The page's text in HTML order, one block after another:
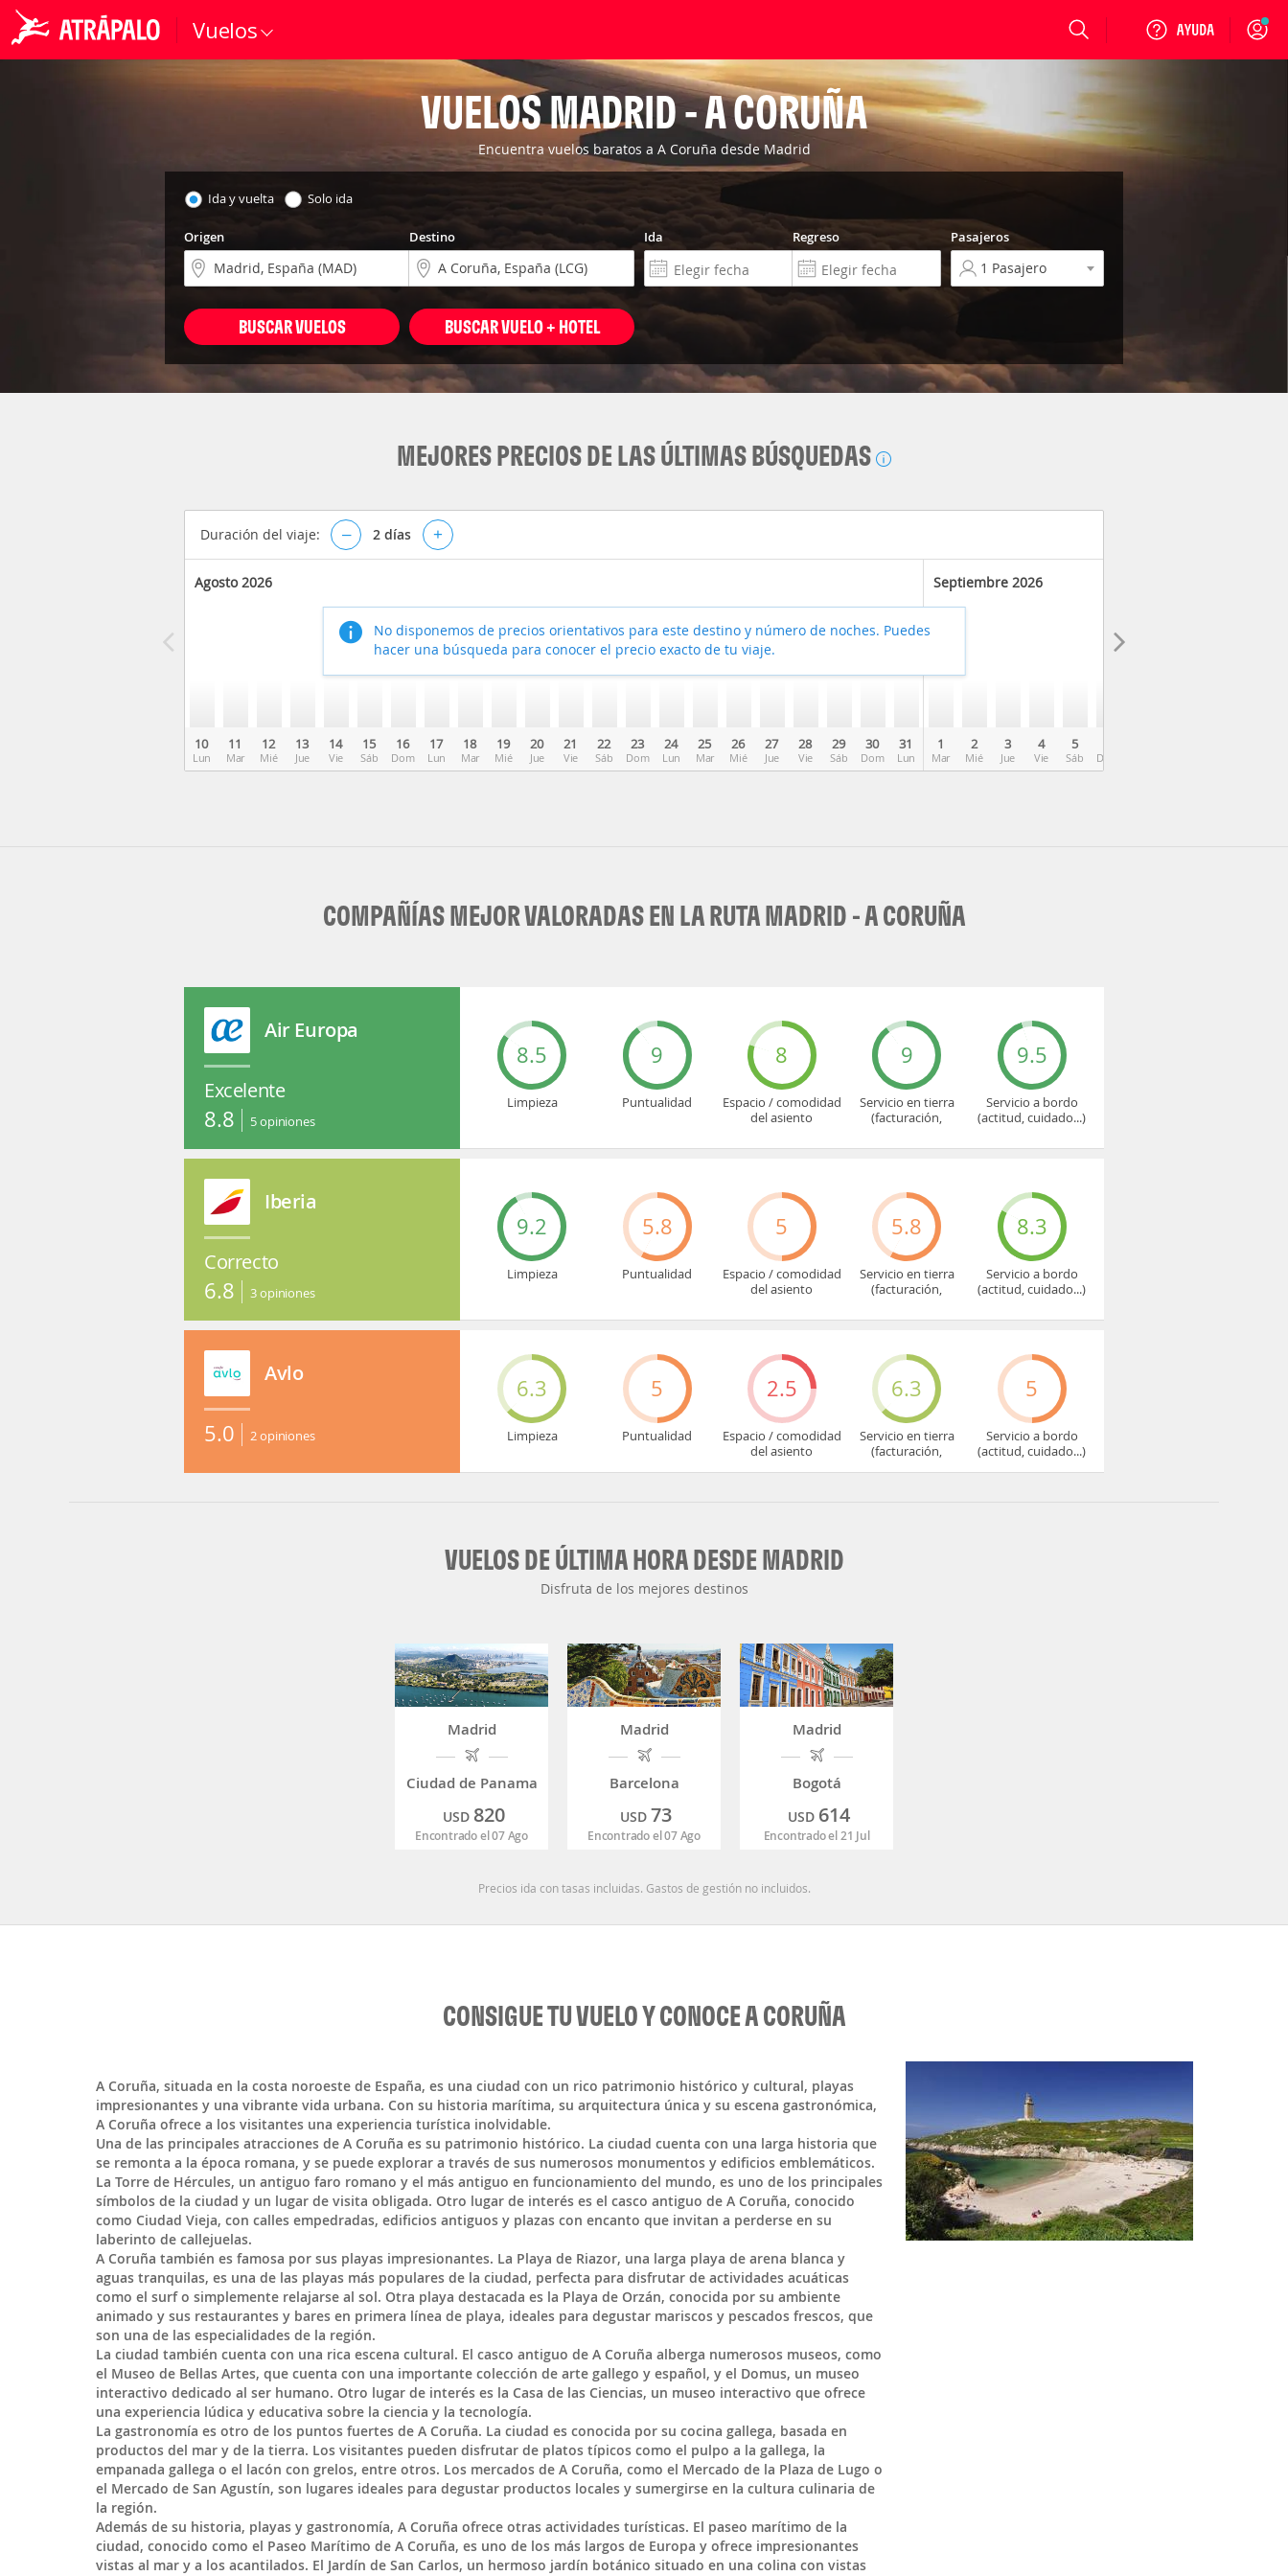
Vuelos Login
VUELOS MADRID - A CORUÑA
Encuentra vuelos baratos a A Coruña desde Madrid
Ida y vuelta Solo ida
Origen Destino Ida Regreso Pasajeros
BUSCAR VUELOS BUSCAR VUELO + HOTEL
MEJORES PRECIOS DE LAS ÚLTIMAS BÚSQUEDAS
Duración del viaje: – 2 días +
Agosto 2026
10
Lun
11
Mar
12
Mié
13
Jue
14
Vie
15
Sáb
16
Dom
17
Lun
18
Mar
19
Mié
20
Jue
21
Vie
22
Sáb
23
Dom
24
Lun
25
Mar
26
Mié
27
Jue
28
Vie
29
Sáb
30
Dom
31
Lun
Septiembre 2026
1
Mar
2
Mié
3
Jue
4
Vie
5
Sáb Dom
No disponemos de precios orientativos para este destino y número de noches. Puedes
hacer una búsqueda para conocer el precio exacto de tu viaje.
COMPAÑÍAS MEJOR VALORADAS EN LA RUTA MADRID - A CORUÑA
Air Europa
Excelente
8.8 5opiniones
8.5
Limpieza
9
Puntualidad
8
Espacio / comodidad
del asiento
9
Servicio en tierra
(facturación,
9.5
Servicio a bordo
(actitud, cuidado...)
Iberia
Correcto
6.8 3opiniones
9.2
Limpieza
5.8
Puntualidad
5
Espacio / comodidad
del asiento
5.8
Servicio en tierra
(facturación,
8.3
Servicio a bordo
(actitud, cuidado...)
Avlo
5.0 2opiniones
6.3
Limpieza
5
Puntualidad
2.5
Espacio / comodidad
del asiento
6.3
Servicio en tierra
(facturación,
5
Servicio a bordo
(actitud, cuidado...)
VUELOS DE ÚLTIMA HORA DESDE MADRID
Disfruta de los mejores destinos
Madrid
Ciudad de Panama
USD 820
Encontrado el 07 Ago
Madrid
Barcelona
USD 73
Encontrado el 07 Ago
Madrid
Bogotá
USD 614
Encontrado el 21 Jul
Precios ida con tasas incluidas. Gastos de gestión no incluidos.
CONSIGUE TU VUELO Y CONOCE A CORUÑA
A Coruña, situada en la costa noroeste de España, es una ciudad con un rico patrimonio histórico y cultural, playas
impresionantes y una vibrante vida urbana. Con su historia marítima, su arquitectura única y su escena gastronómica,
A Coruña ofrece a los visitantes una experiencia turística inolvidable.
Una de las principales atracciones de A Coruña es su patrimonio histórico. La ciudad cuenta con una larga historia que
se remonta a la época romana, y se puede explorar a través de sus numerosos monumentos y edificios emblemáticos.
La Torre de Hércules, un antiguo faro romano y el más antiguo en funcionamiento del mundo, es uno de los principales
símbolos de la ciudad y un lugar de visita obligada. Otro lugar de interés es el casco antiguo de A Coruña, conocido
como Ciudad Vieja, con calles empedradas, edificios antiguos y plazas con encanto que invitan a perderse en su
laberinto de callejuelas.
A Coruña también es famosa por sus playas impresionantes. La Playa de Riazor, una larga playa de arena blanca y
aguas tranquilas, es una de las playas más populares de la ciudad, perfecta para disfrutar de actividades acuáticas
como el surf o simplemente relajarse al sol. Otra playa destacada es la Playa de Orzán, conocida por su ambiente
animado y sus restaurantes y bares en primera línea de playa, ideales para degustar mariscos y pescados frescos, que
son una de las especialidades de la región.
La ciudad también cuenta con una rica escena cultural. El casco antiguo de A Coruña alberga numerosos museos, como
el Museo de Bellas Artes, que cuenta con una importante colección de arte gallego y español, y el Domus, un museo
interactivo dedicado al ser humano. Otro lugar de interés es la Casa de las Ciencias, un museo interactivo que ofrece
una experiencia lúdica y educativa sobre la ciencia y la tecnología.
La gastronomía es otro de los puntos fuertes de A Coruña. La ciudad es conocida por su cocina gallega, basada en
productos del mar y de la tierra. Los visitantes pueden disfrutar de platos típicos como el pulpo a la gallega, la
empanada gallega o el lacón con grelos, entre otros. Los mercados de A Coruña, como el Mercado de la Plaza de Lugo o
el Mercado de San Agustín, son lugares ideales para degustar productos locales y sumergirse en la cultura culinaria de
la región.
Además de su historia, playas y gastronomía, A Coruña ofrece otras actividades turísticas. El paseo marítimo de la
ciudad, conocido como el Paseo Marítimo de A Coruña, es uno de los más largos de Europa y ofrece impresionantes
vistas al mar y a los acantilados. El Jardín de San Carlos, un hermoso jardín botánico situado en una colina con vistas